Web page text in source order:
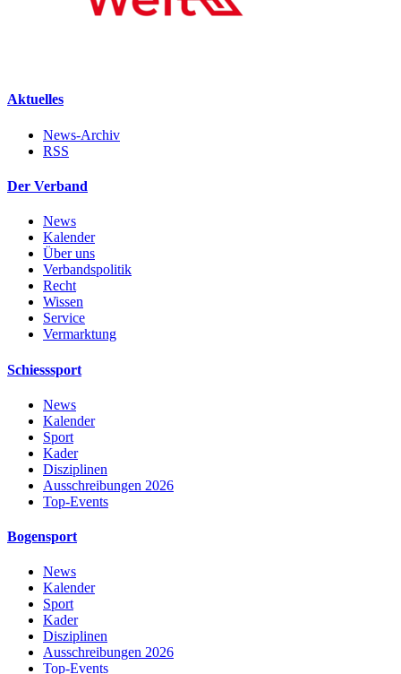
Aktuelles
News-Archiv
RSS
Der Verband
News
Kalender
Über uns
Verbandspolitik
Recht
Wissen
Service
Vermarktung
Schiesssport
News
Kalender
Sport
Kader
Disziplinen
Ausschreibungen 2026
Top-Events
Bogensport
News
Kalender
Sport
Kader
Disziplinen
Ausschreibungen 2026
Top-Events